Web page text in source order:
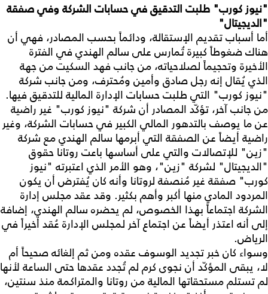
"نيوز كورب" طلبت التدقيق في حسابات الشركة وفي صفقة
"الديجيتال"
أما أسباب تقديم الإستقالة، ودائماً بحسب المصادر، فهي أن
هناك ضغوطاً كبيرة تُمارس على سالم الهندي في الفترة
الأخيرة وتحجيماً لصلاحياته، من جانب فهد السكيت من جهة
الذي يُقال إنه رجل صادق وأمين ومُحترف، ومن جانب شركة
"نيوز كورب" التي طلبت حسابات الإدارة المالية للتدقيق فيها.
من جانب آخر، تؤكّد المصادر أن شركة "نيوز كورب" غير راضية
عن ما يوصف بالتدهور المالي الكبير في حسابات الشركة، وغير
راضية أيضاً عن الصفقة التي أبرمها سالم الهندي مع شركة
"زين" للإتصالات والتي على أساسها باعت روتانا حقوق
"الديجيتال" لشركة "زين"، وهو الأمر الذي اعتبرته "نيوز
كورب" صفقة غير مُنصفة لروتانا وأنه كان يُفترض أن يكون
المردود المادي منها أكبر وأهم بكثير. وقد عقد مجلس إدارة
الشركة اجتماعاً بهذا الخصوص، لم يحضره سالم الهندي، إضافة
إلى أنه اعتذر أيضاً عن اجتماع آخر لمجلس الإدارة عُقد أخيراً في
الرياض.
وسواء كان خبر تجديد الوسوف عقده ومن ثم إلغائه صحيحاً أم
لا، يبقى المؤكّد أن نجوى كرم لم تُجدد عقدها حتى الساعة لأنها
لم تستلم مستحقاتها المالية من روتانا والمتراكمة منذ سنتين،